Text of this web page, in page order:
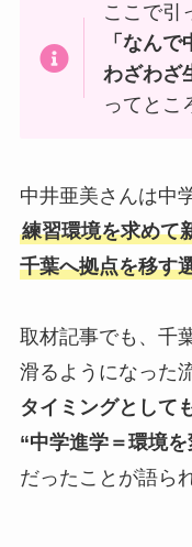
ここで引
「なん
わざわざ
ってとこ
中井亜美さんは中
練習環境を求めて
千葉へ拠点を移す
取材記事でも、千
滑るようになった
タイミングとして
“中学進学＝環境
だったことが語ら